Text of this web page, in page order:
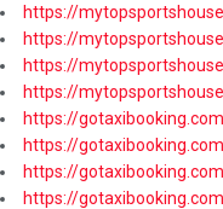
https://
https://
https://
https://
https://
https://
https://
https://